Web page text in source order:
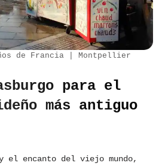
de Francia | Montpellier
para el
más antiguo
encanto del viejo mundo,